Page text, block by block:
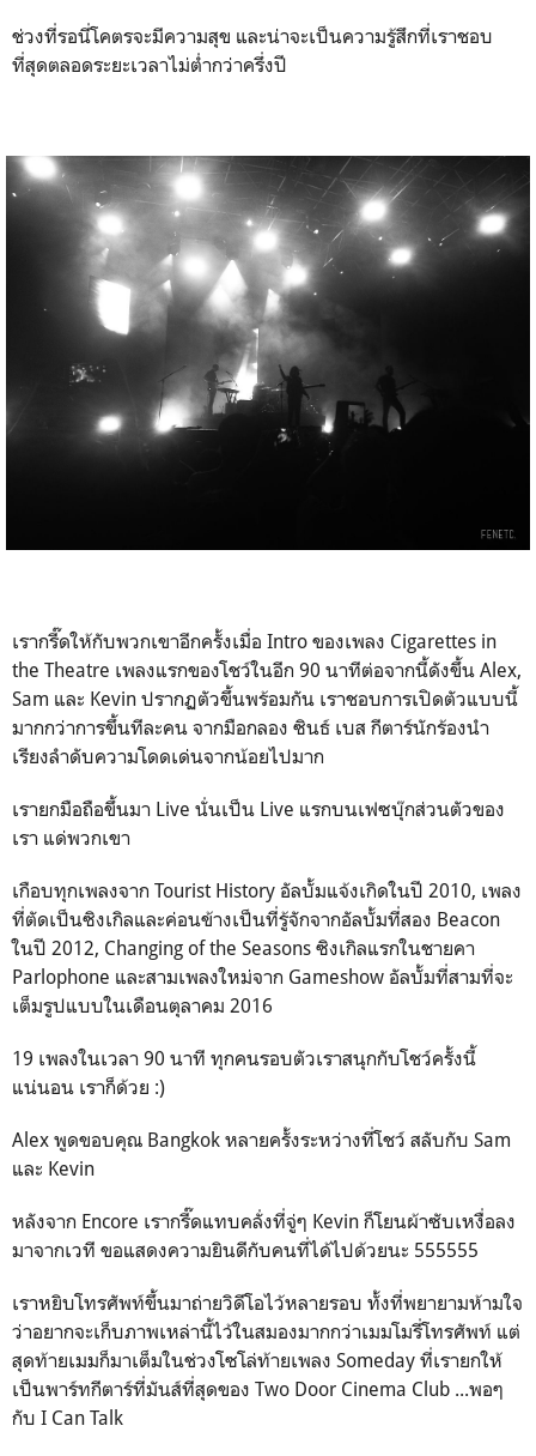
ช่วงที่รอนี่โคตรจะมีความสุข และน่าจะเป็นความรู้สึกที่เราชอบ
ที่สุดตลอดระยะเวลาไม่ต่ำกว่าครึ่งปี
เรากรี๊ดให้กับพวกเขาอีกครั้งเมื่อ Intro ของเพลง Cigarettes in
the Theatre เพลงแรกของโชว์ในอีก 90 นาทีต่อจากนี้ดังขึ้น Alex,
Sam และ Kevin ปรากฏตัวขึ้นพร้อมกัน เราชอบการเปิดตัวแบบนี้
มากกว่าการขึ้นทีละคน จากมือกลอง ซินธ์ เบส กีตาร์นักร้องนำ
เรียงลำดับความโดดเด่นจากน้อยไปมาก
เรายกมือถือขึ้นมา Live นั่นเป็น Live แรกบนเฟซบุ๊กส่วนตัวของ
เรา แด่พวกเขา
เกือบทุกเพลงจาก Tourist History อัลบั้มแจ้งเกิดในปี 2010, เพลง
ที่ตัดเป็นซิงเกิลและค่อนข้างเป็นที่รู้จักจากอัลบั้มที่สอง Beacon
ในปี 2012, Changing of the Seasons ซิงเกิลแรกในชายคา
Parlophone และสามเพลงใหม่จาก Gameshow อัลบั้มที่สามที่จะ
เต็มรูปแบบในเดือนตุลาคม 2016
19 เพลงในเวลา 90 นาที ทุกคนรอบตัวเราสนุกกับโชว์ครั้งนี้
แน่นอน เราก็ด้วย :)
Alex พูดขอบคุณ Bangkok หลายครั้งระหว่างที่โชว์ สลับกับ Sam
และ Kevin
หลังจาก Encore เรากรี๊ดแทบคลั่งที่จู่ๆ Kevin ก็โยนผ้าซับเหงื่อลง
มาจากเวที ขอแสดงความยินดีกับคนที่ได้ไปด้วยนะ 555555
เราหยิบโทรศัพท์ขึ้นมาถ่ายวิดีโอไว้หลายรอบ ทั้งที่พยายามห้ามใจ
ว่าอยากจะเก็บภาพเหล่านี้ไว้ในสมองมากกว่าเมมโมรี่โทรศัพท์ แต่
สุดท้ายเมมก็มาเต็มในช่วงโซโล่ท้ายเพลง Someday ที่เรายกให้
เป็นพาร์ทกีตาร์ที่มันส์ที่สุดของ Two Door Cinema Club ...พอๆ
กับ I Can Talk